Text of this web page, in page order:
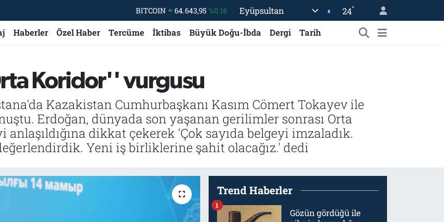
BITCOIN 64.643,95 %0.16
DOLAR
47,6704 %0
GRAM ALTIN
6500.87
BİST100
13.799 %70
Eyüpsultan 24°
Haberler Özel Haber Tercüme İktibas Büyük Doğu-İbda Dergi Tarih
Koridor'' vurgusu
Kazakistan Cumhurbaşkanı Kasım Cömert Tokayev ile
Erdoğan, dünyada son yaşanan gerilimler sonrası Orta
dikkat çekerek 'Çok sayıda belgeyi imzaladık.
Yeni iş birliklerine şahit olacağız.' dedi
Trend Haberler
Gözün gördüğü ile
1